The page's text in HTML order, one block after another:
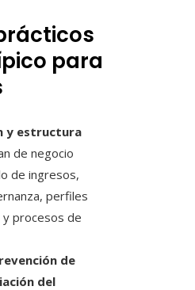
para
y estructura
de negocio
de ingresos,
perfiles
procesos de
de
del